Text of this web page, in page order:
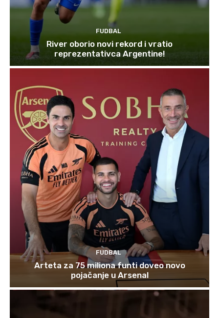
FUDBAL
River oborio novi rekord i vratio
reprezentativca Argentine!
FUDBAL
Arteta za 75 miliona funti doveo novo
pojačanje u Arsenal